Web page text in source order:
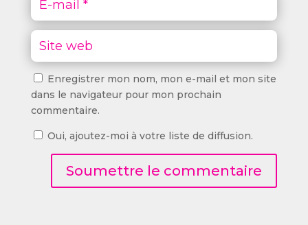
Enregistrer mon nom, mon e-mail et mon site
dans le navigateur pour mon prochain
commentaire.
Oui, ajoutez-moi à votre liste de diffusion.
Soumettre le commentaire